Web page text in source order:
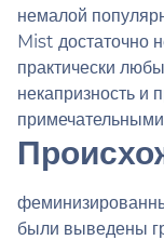
немалой
Mist достаточно
практически
некапризность и
были выведены